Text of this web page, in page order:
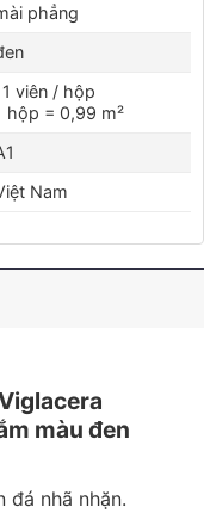
vấn
phẳng
viên / hộp
hộp = 0,99 m²
Nam
màu đen
đá nhã nhặn.